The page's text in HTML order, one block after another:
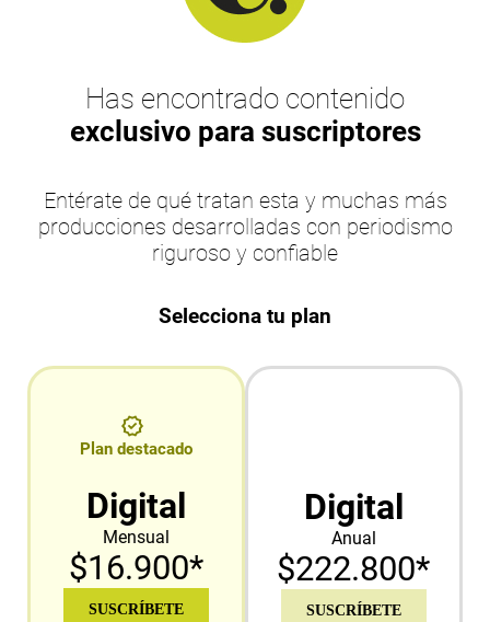
Has encontrado contenido
exclusivo para suscriptores
Entérate de qué tratan esta y muchas más
producciones desarrolladas con periodismo
riguroso y confiable
Selecciona tu plan
Plan destacado
Digital
Mensual
$16.900*
SUSCRÍBETE
Digital
Anual
$222.800*
SUSCRÍBETE